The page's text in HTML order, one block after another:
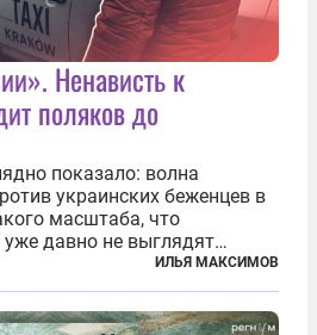
Ненависть к
поляков до
показало: волна
украинских беженцев в
масштаба, что
давно не выглядят
судя по происходящему,
от ненависти к
и каждый новый случай
ИЛЬЯ МАКСИМОВ